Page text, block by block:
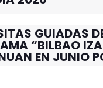
GUIADAS
“BILBAO
EN JUNIO